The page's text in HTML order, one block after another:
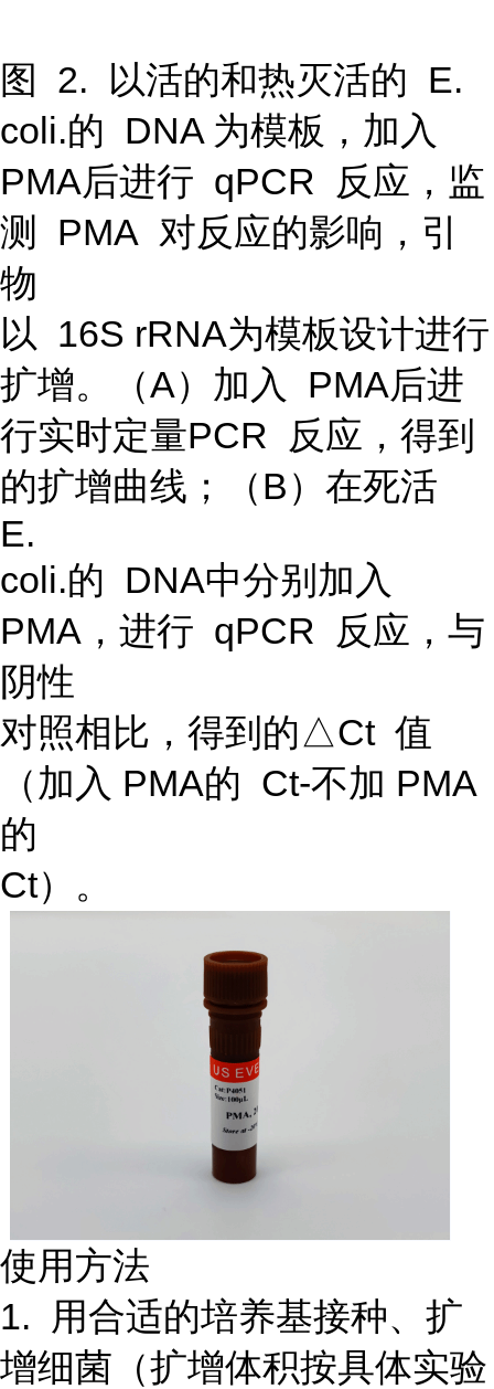
图 2. 以活的和热灭活的 E.
coli.的 DNA 为模板，加入
PMA后进行 qPCR 反应，监
测 PMA 对反应的影响，引
物
以 16S rRNA为模板设计进行
扩增。（A）加入 PMA后进
行实时定量PCR 反应，得到
的扩增曲线；（B）在死活
E.
coli.的 DNA中分别加入
PMA，进行 qPCR 反应，与
阴性
对照相比，得到的△Ct 值
（加入 PMA的 Ct-不加 PMA
的
Ct）。
使用方法
1. 用合适的培养基接种、扩
增细菌（扩增体积按具体实验